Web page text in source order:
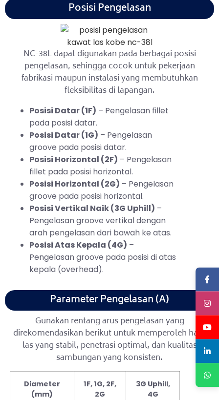
Posisi Pengelasan
NC-38L dapat digunakan pada berbagai posisi
pengelasan, sehingga cocok untuk pekerjaan
fabrikasi maupun instalasi yang membutuhkan
fleksibilitas di lapangan.
Posisi Datar (1F) – Pengelasan fillet
pada posisi datar.
Posisi Datar (1G) – Pengelasan
groove pada posisi datar.
Posisi Horizontal (2F) – Pengelasan
fillet pada posisi horizontal.
Posisi Horizontal (2G) – Pengelasan
groove pada posisi horizontal.
Posisi Vertikal Naik (3G Uphill) –
Pengelasan groove vertikal dengan
arah pengelasan dari bawah ke atas.
Posisi Atas Kepala (4G) –
Pengelasan groove pada posisi di atas
kepala (overhead).
Parameter Pengelasan (A)
Gunakan rentang arus pengelasan yang
direkomendasikan berikut untuk memperoleh hasil
las yang stabil, penetrasi optimal, dan kualitas
sambungan yang konsisten.
Diameter
(mm)
1F, 1G, 2F,
2G
3G Uphill,
4G